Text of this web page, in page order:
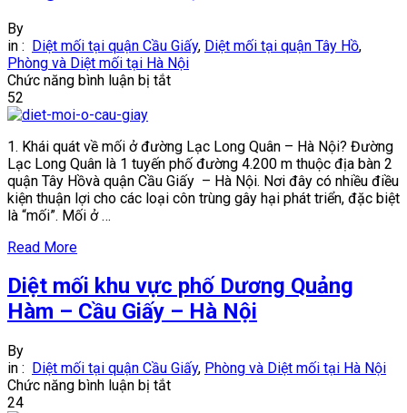
By
in : Diệt mối tại quận Cầu Giấy, Diệt mối tại quận Tây Hồ,
Phòng và Diệt mối tại Hà Nội
Chức năng bình luận bị tắtở
gốc
khu
vực
đường
Hà
Nội
52
1. Khái quát về mối ở đường Lạc Long Quân – Hà Nội? Đường
Lạc Long Quân là 1 tuyến phố đường 4.200 m thuộc địa bàn 2
quận Tây Hồvà quận Cầu Giấy – Hà Nội. Nơi đây có nhiều điều
kiện thuận lợi cho các loại côn trùng gây hại phát triển, đặc biệt
là “mối”. Mối ở …
Read More
Diệt mối khu vực phố Dương Quảng
Hàm – Cầu Giấy – Hà Nội
By
in :
Diệt mối tại quận Cầu Giấy, Phòng và Diệt mối tại Hà Nội
Chức năng bình luận bị tắtở
24